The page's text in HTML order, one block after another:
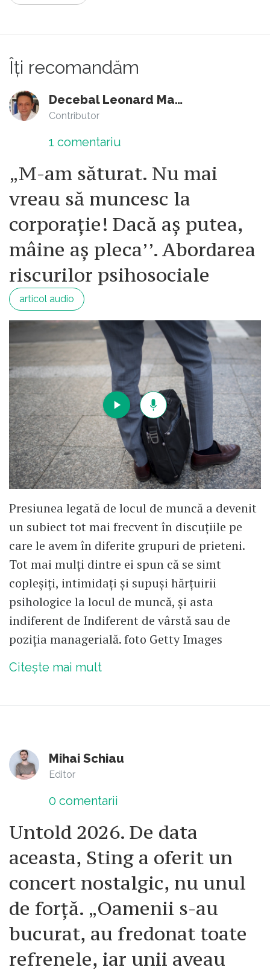
Îți recomandăm
Decebal Leonard Marin
Contributor
1 comentariu
„M-am săturat. Nu mai
vreau să muncesc la
corporație! Dacă aș putea,
mâine aș pleca’’. Abordarea
riscurilor psihosociale
articol audio
Presiunea legată de locul de muncă a devenit
un subiect tot mai frecvent în discuțiile pe
care le avem în diferite grupuri de prieteni.
Tot mai mulți dintre ei spun că se simt
copleșiți, intimidați și supuși hărțuirii
psihologice la locul de muncă, și asta
indiferent de Indiferent de vârstă sau de
poziția managerială. foto Getty Images
Citește mai mult
Mihai Schiau
Editor
0 comentarii
Untold 2026. De data
aceasta, Sting a oferit un
concert nostalgic, nu unul
de forță. „Oamenii s-au
bucurat, au fredonat toate
refrenele, iar unii aveau